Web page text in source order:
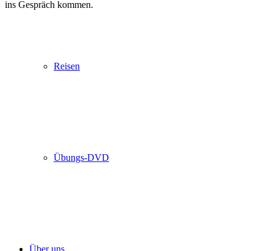
Reisen
Übungs-DVD
Über uns
ins Gespräch kommen.